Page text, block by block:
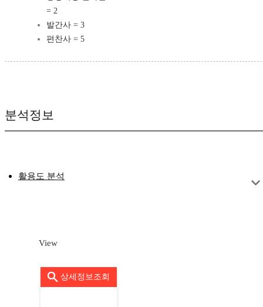
= 2
발간사 = 3
편찬사 = 5
분석정보
활용도 분석
View
상세정보조회